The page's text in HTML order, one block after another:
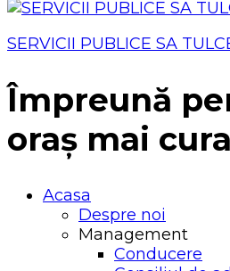
SERVICII PUBLICE SA
Împreună
oraș mai
Acasa
Despre noi
Management
Conducere